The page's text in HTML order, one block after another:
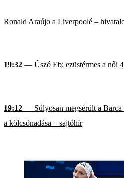
Ronald Araújo a Liverpoolé –
19:32 — Úszó Eb: ezüstérmes a női
19:12 — Súlyosan megsérült a Barca
a kölcsönadása – sajtóhír